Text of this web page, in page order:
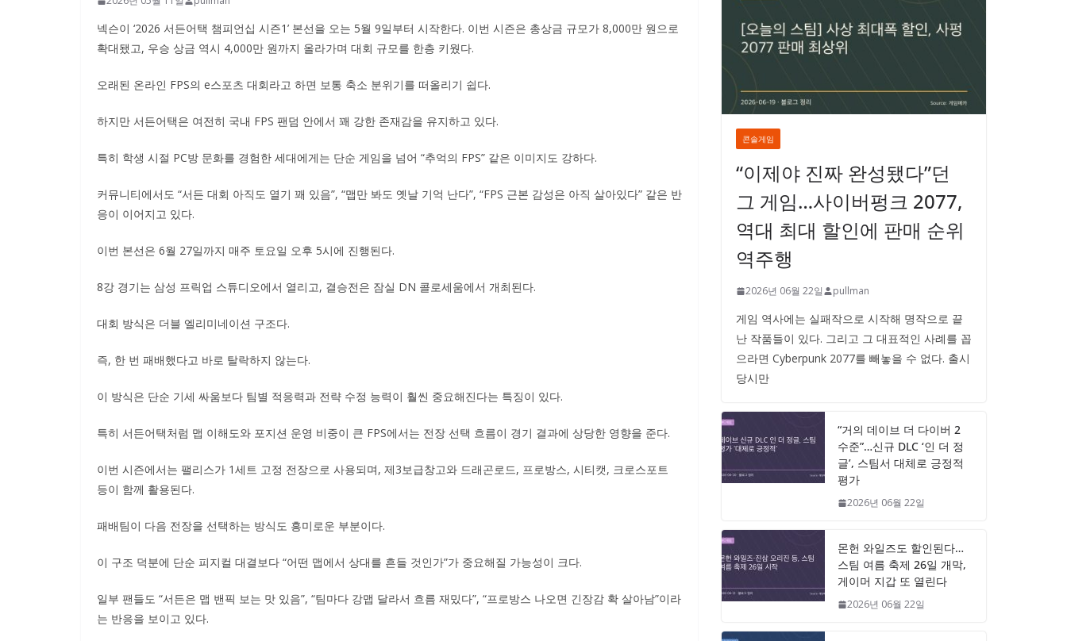
넥슨이 ‘2026 서든어택 챔피언십 시즌1’ 본선을 오는 5월 9일부터 시작한다. 이번 시즌은 총상금 규모가 8,000만 원으로
확대됐고, 우승 상금 역시 4,000만 원까지 올라가며 대회 규모를 한층 키웠다.
오래된 온라인 FPS의 e스포츠 대회라고 하면 보통 축소 분위기를 떠올리기 쉽다.
하지만 서든어택은 여전히 국내 FPS 팬덤 안에서 꽤 강한 존재감을 유지하고 있다.
특히 학생 시절 PC방 문화를 경험한 세대에게는 단순 게임을 넘어 “추억의 FPS” 같은 이미지도 강하다.
커뮤니티에서도 “서든 대회 아직도 열기 꽤 있음”, “맵만 봐도 옛날 기억 난다”, “FPS 근본 감성은 아직 살아있다” 같은 반
응이 이어지고 있다.
이번 본선은 6월 27일까지 매주 토요일 오후 5시에 진행된다.
8강 경기는 삼성 프릭업 스튜디오에서 열리고, 결승전은 잠실 DN 콜로세움에서 개최된다.
대회 방식은 더블 엘리미네이션 구조다.
즉, 한 번 패배했다고 바로 탈락하지 않는다.
이 방식은 단순 기세 싸움보다 팀별 적응력과 전략 수정 능력이 훨씬 중요해진다는 특징이 있다.
특히 서든어택처럼 맵 이해도와 포지션 운영 비중이 큰 FPS에서는 전장 선택 흐름이 경기 결과에 상당한 영향을 준다.
이번 시즌에서는 팰리스가 1세트 고정 전장으로 사용되며, 제3보급창고와 드래곤로드, 프로방스, 시티캣, 크로스포트
등이 함께 활용된다.
패배팀이 다음 전장을 선택하는 방식도 흥미로운 부분이다.
이 구조 덕분에 단순 피지컬 대결보다 “어떤 맵에서 상대를 흔들 것인가”가 중요해질 가능성이 크다.
일부 팬들도 “서든은 맵 밴픽 보는 맛 있음”, “팀마다 강맵 달라서 흐름 재밌다”, “프로방스 나오면 긴장감 확 살아남”이라
는 반응을 보이고 있다.
콘솔게임
“이제야 진짜 완성됐다”던
그 게임…사이버펑크 2077,
역대 최대 할인에 판매 순위
역주행
2026년 06월 22일 pullman
게임 역사에는 실패작으로 시작해 명작으로 끝
난 작품들이 있다. 그리고 그 대표적인 사례를 꼽
으라면 Cyberpunk 2077를 빼놓을 수 없다. 출시
당시만
“거의 데이브 더 다이버 2
수준”…신규 DLC ‘인 더 정
글’, 스팀서 대체로 긍정적
평가
2026년 06월 22일
몬헌 와일즈도 할인된다…
스팀 여름 축제 26일 개막,
게이머 지갑 또 열린다
2026년 06월 22일